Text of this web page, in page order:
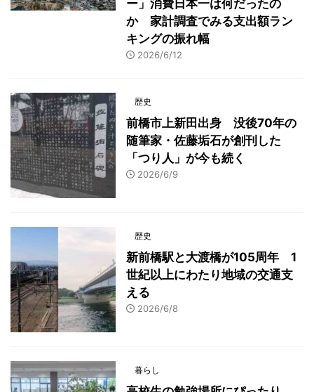
ー」消費日本一は何だったの
か 家計調査でみる支出額ラン
キングの振れ幅
2026/6/12
歴史
前橋市上新田出身 没後70年の
随筆家・佐藤垢石が創刊した
「つり人」が今も続く
2026/6/9
歴史
新前橋駅と大渡橋が105周年 1
世紀以上にわたり地域の交通支
える
2026/6/8
暮らし